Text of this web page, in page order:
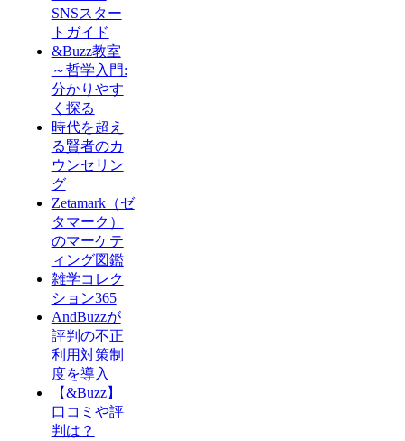
SNSスター
トガイド
&Buzz教室
～哲学入門:
分かりやす
く探る
時代を超え
る賢者のカ
ウンセリン
グ
Zetamark（ゼ
タマーク）
のマーケテ
ィング図鑑
雑学コレク
ション365
AndBuzzが
評判の不正
利用対策制
度を導入
【&Buzz】
口コミや評
判は？